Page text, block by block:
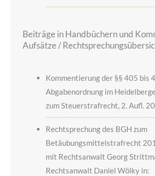
Beiträge in Handbüchern und
Aufsätze /
Kommentierung der §§ 405 bis
Abgabenordnung im
zum Steuerstrafrecht, 2. Aufl.
Rechtsprechung des BGH zum
Betäubungsmittelstrafrecht
mit Rechtsanwalt Georg
Rechtsanwalt Daniel Wölky in: